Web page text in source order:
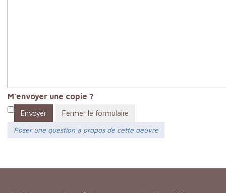
M'envoyer une copie ?
Envoyer
Fermer le formulaire
Poser une question à propos de cette oeuvre